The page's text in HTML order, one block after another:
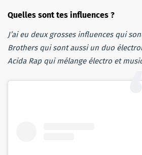
Quelles sont tes influences ?
J’ai eu deux grosses influences qui
Brothers qui sont aussi un duo
Acida Rap qui mélange électro et